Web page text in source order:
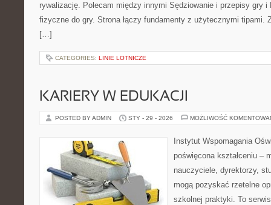
rywalizację. Polecam między innymi Sędziowanie i przepisy gry i
fizyczne do gry. Strona łączy fundamenty z użytecznymi tipami.
[…]
CATEGORIES: LINIE LOTNICZE
KARIERY W EDUKACJI
POSTED BY ADMIN STY - 29 - 2026 MOŻLIWOŚĆ
Instytut Wspomagania
poświęcona kształceniu –
nauczyciele, dyrektorzy,
mogą pozyskać rzetelne
szkolnej praktyki. To